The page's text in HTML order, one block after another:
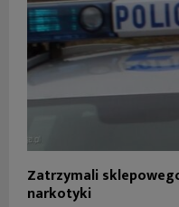
Zatrzymali
narkotyki